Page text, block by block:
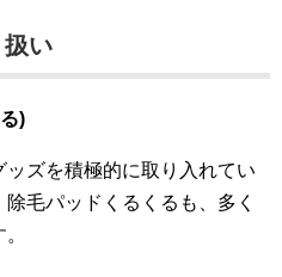
い
)
ズを積極的に取り入れてい
毛パッドくるくるも、多く